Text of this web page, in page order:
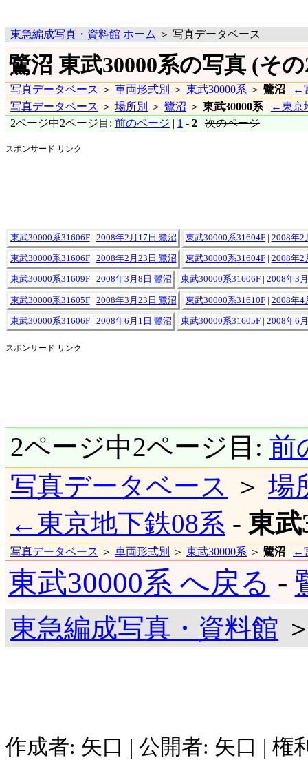
東急編成写真・資料館 ホーム ＞ 写真データベース
鷺沼 東武30000系の写真 (そ
写真データベース ＞ 車両形式別 ＞ 東武30000系 ＞ 鷺沼 | ←
写真データベース ＞ 場所別 ＞ 鷺沼 ＞ 東武30000系 | ←東京
2ページ中2ページ目: 前のページ | 1 - 2 | 次のページ
スポンサード リンク
東武30000系31606F| 2008年2月17日 鷺沼 東武30000系31604F| 2008年2
東武30000系31606F| 2008年2月23日 鷺沼 東武30000系31604F| 2008年2
東武30000系31609F| 2008年3月8日 鷺沼 東武30000系31606F| 2008年3
東武30000系31605F| 2008年3月23日 鷺沼 東武30000系31610F| 2008年4
東武30000系31606F| 2008年6月1日 鷺沼 東武30000系31605F| 2008年6
スポンサード リンク
2ページ中2ページ目: 前
写真データベース
＞ 場
←東京地下鉄08系 - 東武
写真データベース ＞ 車両形式別 ＞ 東武30000系 ＞ 鷺沼 | ←
東武30000系 へ戻る -
東急編成写真・資料館
作成者: 矢口 | 公開者: 矢口 |